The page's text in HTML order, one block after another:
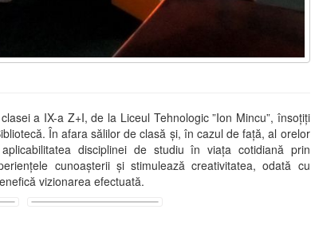
a IX-a Z+I, de la Liceul Tehnologic ”Ion Mincu”, însoțiți
În afara sălilor de clasă și, în cazul de față, al orelor
disciplinei de studiu în viața cotidiană prin
cunoașterii și stimulează creativitatea, odată cu
vizionarea efectuată.